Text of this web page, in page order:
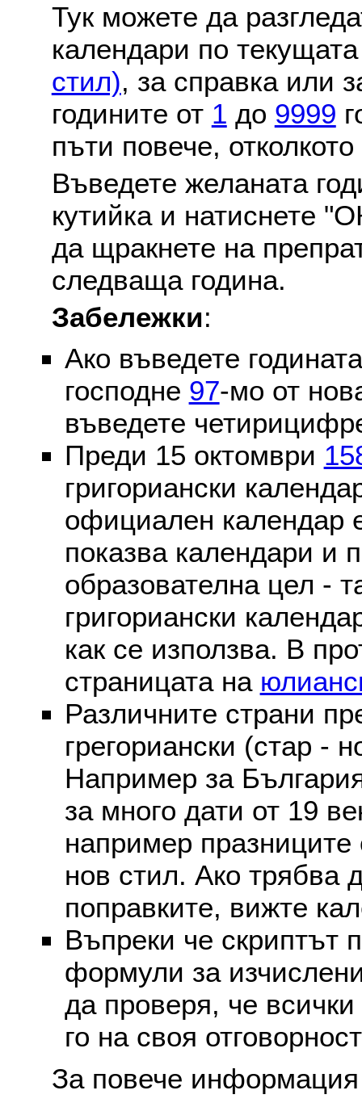
Тук можете да
календари по
стил), за справка или
годините от 1 до 9999
пъти повече,
Въведете желаната
кутийка и натиснете
да щракнете на
следваща година.
Забележки:
Ако въведете
господне 97-мо от
въведете
Преди 15 октомври
григориански
официален календар
показва календари и
образователна цел -
григориански
как се използва. В
страницата на
Различните страни
грегориански (стар -
Например за
за много дати от 19
например празниците
нов стил. Ако трябва
поправките, вижте
Въпреки че скриптът
формули за
да проверя, че
го на своя
За повече информация